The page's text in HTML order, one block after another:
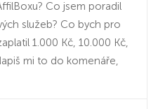
Co jsem poradil
služeb? Co bych pro
1.000 Kč, 10.000 Kč,
mi to do komenáře,